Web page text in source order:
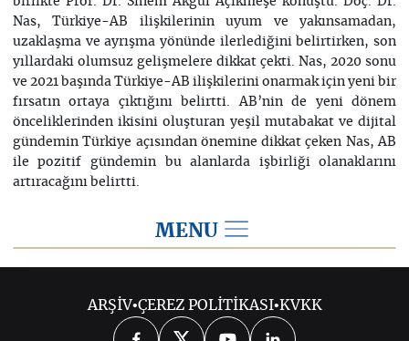
Nas, Türkiye-AB ilişkilerinin uyum ve yakınsamadan,
uzaklaşma ve ayrışma yönünde ilerlediğini belirtirken, son
yıllardaki olumsuz gelişmelere dikkat çekti. Nas, 2020 sonu
ve 2021 başında Türkiye-AB ilişkilerini onarmak için yeni bir
fırsatın ortaya çıktığını belirtti. AB’nin de yeni dönem
önceliklerinden ikisini oluşturan yeşil mutabakat ve dijital
gündemin Türkiye açısından önemine dikkat çeken Nas, AB
ile pozitif gündemin bu alanlarda işbirliği olanaklarını
artıracağını belirtti.
MENU
ARŞİV•ÇEREZ POLİTİKASI•KVKK